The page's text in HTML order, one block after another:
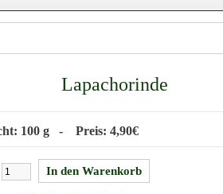
Lapachorinde
100 g - Preis: 4,90€